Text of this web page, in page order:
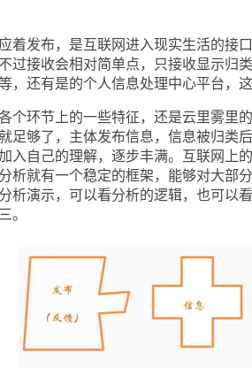
发布，是互联网进入现实生活的接口
过接收会相对简单点，只接收显示归
，还有是的个人信息处理中心平台，
环节上的一些特征，还是云里雾里
足够了，主体发布信息，信息被归类
入自己的理解，逐步丰满。互联网上
析就有一个稳定的框架，能够对大部
析演示，可以看分析的逻辑，也可以
。